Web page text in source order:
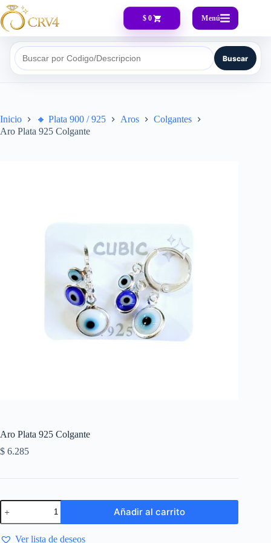
$ 0 Menú
Buscar por Codigo/Descripcion Buscar
Inicio 🔸​ Plata 900 / 925 Aros
Colgantes
Aro Plata 925 Colgante
Aro Plata 925 Colgante
$ 6.285
Añadir al carrito
Ver lista de deseos